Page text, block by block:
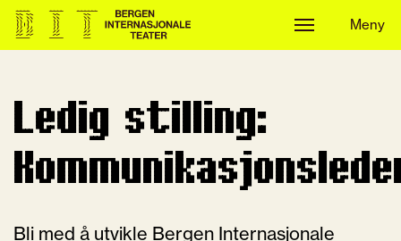
MenyMeny
Ledig stilling:
Bli med å utvikle Bergen Internasjonale